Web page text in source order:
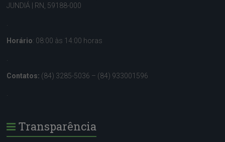
JUNDIÁ | RN, 59188-000
Horário: 08:00 às 14:00 horas
Contatos: (84) 3285-5036 – (84) 933001596
Transparência